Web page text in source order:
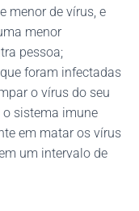
menor de vírus, e
menor
pessoa;
foram infectadas
o vírus do seu
sistema imune
em matar os vírus
um intervalo de